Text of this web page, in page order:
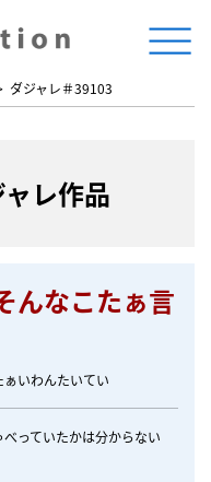
ダジャレ＃39103
レ作品
んなこたぁ言
いわんたいてい
っていたかは分からない